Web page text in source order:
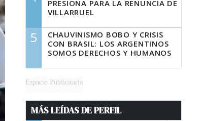
PRESIONA PARA LA RENUNCIA DE
VILLARRUEL
5
CHAUVINISMO BOBO Y CRISIS
CON BRASIL: LOS ARGENTINOS
SOMOS DERECHOS Y HUMANOS
Espacio Publicitario
MÁS LEÍDAS DE PERFIL